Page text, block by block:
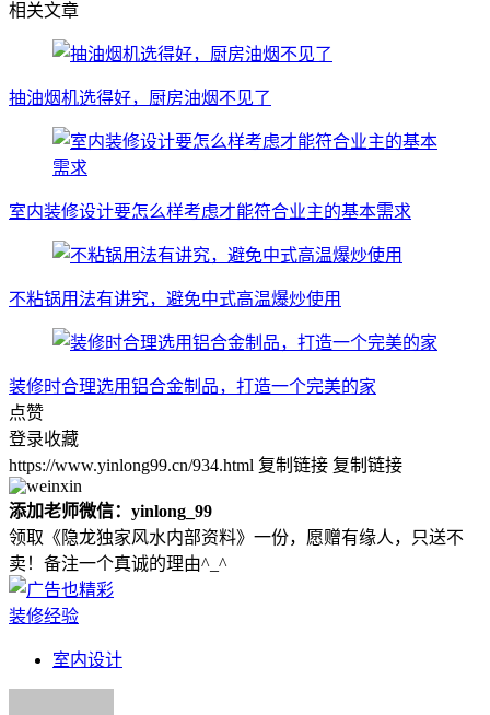
相关文章
抽油烟机选得好，厨房油烟不见了
室内装修设计要怎么样考虑才能符合业主的基本需求
不粘锅用法有讲究，避免中式高温爆炒使用
装修时合理选用铝合金制品，打造一个完美的家
点赞
登录收藏
https://www.yinlong99.cn/934.html 复制链接 复制链接
添加老师微信：yinlong_99
领取《隐龙独家风水内部资料》一份，愿赠有缘人，只送不
卖！备注一个真诚的理由^_^
装修经验
室内设计